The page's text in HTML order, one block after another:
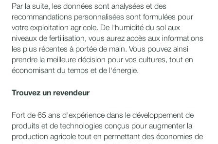
Par la suite, les données sont analysées et des
recommandations personnalisées sont formulées pour
votre exploitation agricole. De l'humidité du sol aux
niveaux de fertilisation, vous aurez accès aux informations
les plus récentes à portée de main. Vous pouvez ainsi
prendre la meilleure décision pour vos cultures, tout en
économisant du temps et de l'énergie.
Trouvez un revendeur
Fort de 65 ans d'expérience dans le développement de
produits et de technologies conçus pour augmenter la
production agricole tout en permettant des économies de